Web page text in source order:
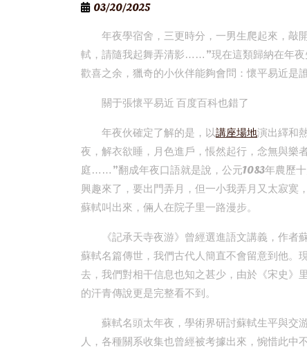
03/20/2025
年夜學宿舍，三更時分，一男生爬起來，敲
軾，請隨我起舞弄清影……”現在這類歸納在年夜
歡喜之余，獵奇的小伙伴能夠會問：懷平易近是
關于張懷平易近 百度百科也錯了
年夜伙確定了解的是，以講座場地演出繹和
夜，解衣欲睡，月色進戶，悵然起行，念無與樂
庭……”翻成年夜口語就是說，公元1083年農歷
興趣來了，要出門弄月，但一小我弄月又太寂寞
蘇軾叫出來，倆人在院子里一路漫步。
《記承天寺夜游》曾經選進語文講義，作
蘇軾名篇傳世，我們古代人簡直不會留意到他。
去，我們對相干信息也知之甚少，由於《宋史》
的汗青傳說更是完整看不到。
蘇軾名頭太年夜，學術界研討蘇軾生平與交
人，各種關系收集也曾經被考據出來，惋惜此中